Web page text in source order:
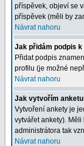
příspěvek, objeví se
příspěvek (měli by
Návrat nahoru
Jak přidám podpis
Přidat podpis
profilu (je možné
Návrat nahoru
Jak vytvořím
Vytvoření ankety je
vytvářet ankety).
administrátora tak
Návrat nahoru